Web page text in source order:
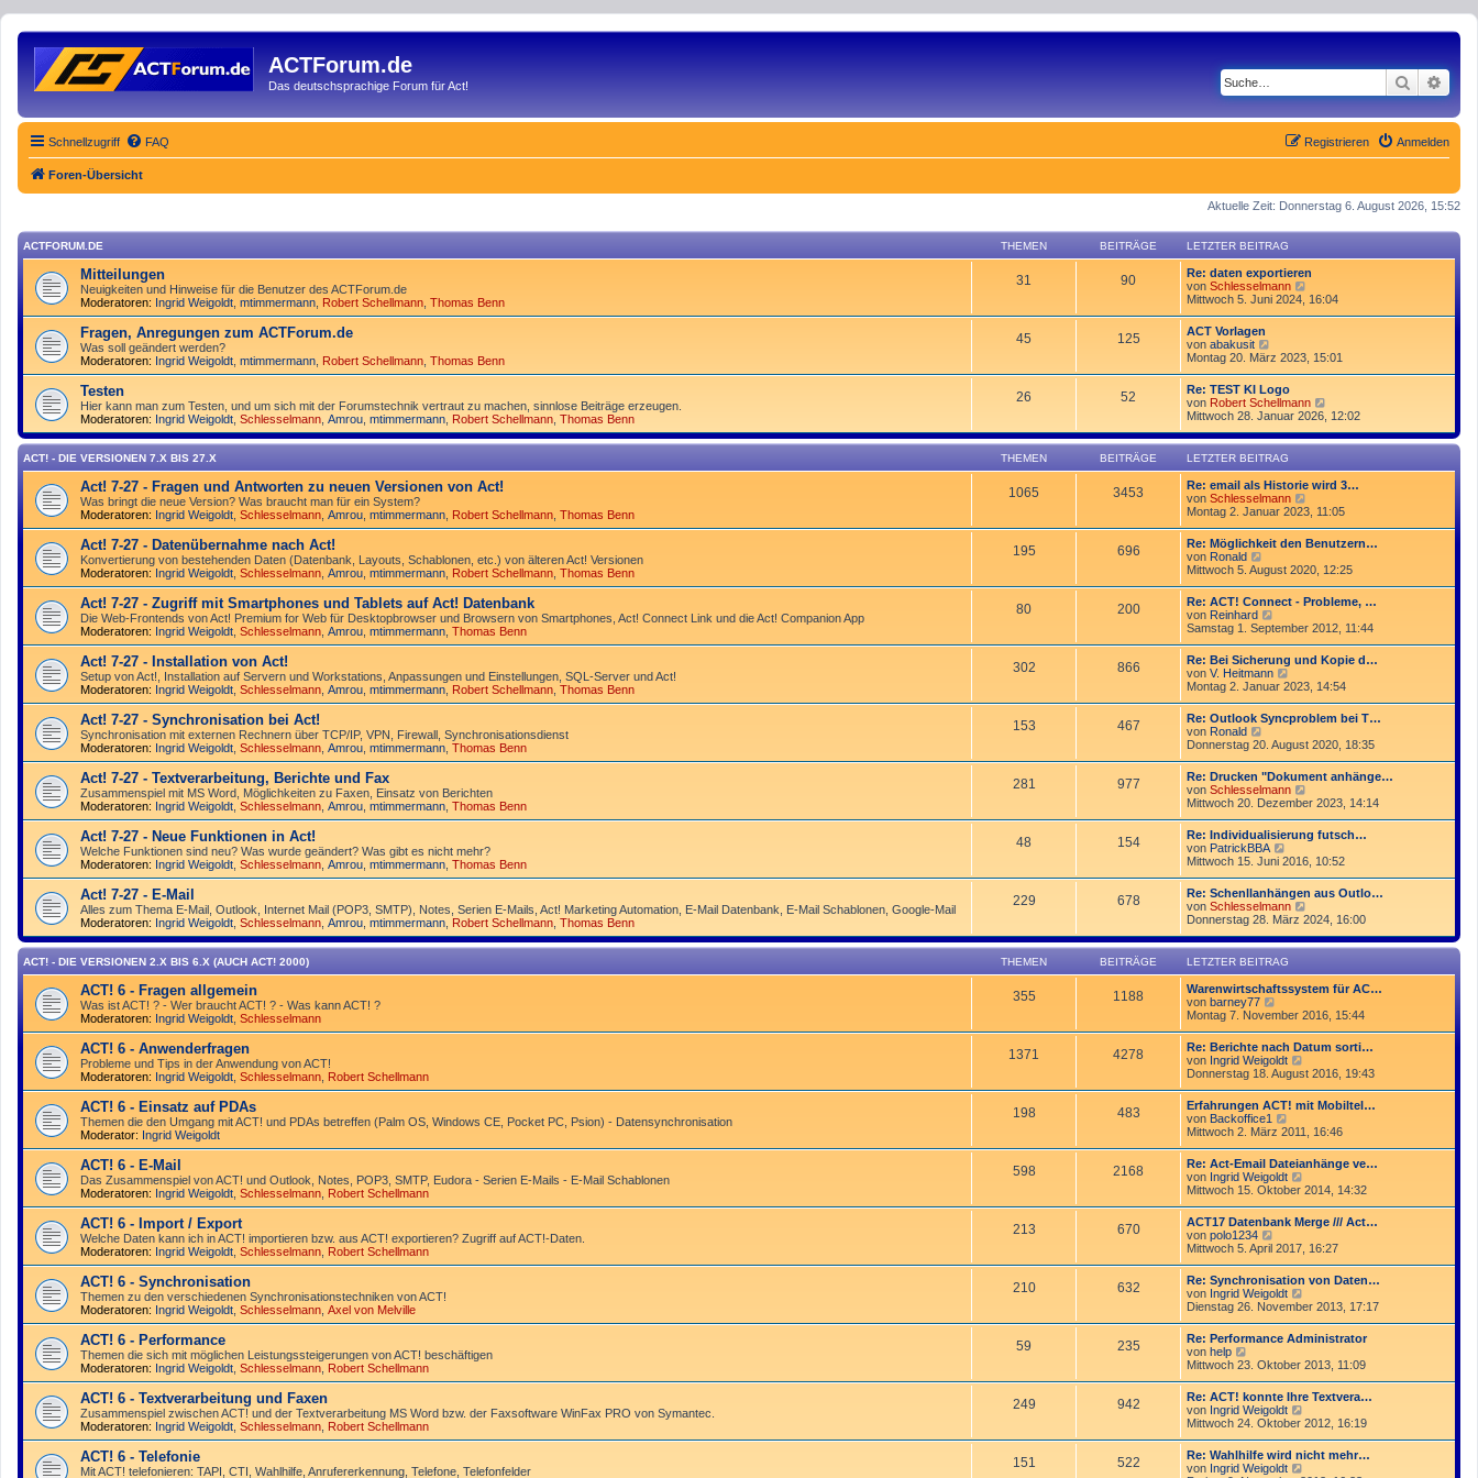
ACTForum.de
Das deutschsprachige Forum für Act! Suche
Schnellzugriff FAQ Anmelden
Registrieren
Foren-Übersicht
Aktuelle Zeit: Donnerstag 6. August 2026, 15:52
ACTFORUM.DE THEMEN BEITRÄGE LETZTER BEITRAG
Mitteilungen
Neuigkeiten und Hinweise für die Benutzer des ACTForum.de
Moderatoren: Ingrid Weigoldt mtimmermann Robert Schellmann Thomas Benn
31 90
Re: daten exportieren
von Schlesselmann
e
e
r
e
i
t
r
g
Mittwoch 5. Juni 2024, 16:04
Fragen, Anregungen zum ACTForum.de
Was soll geändert werden?
Moderatoren: Ingrid Weigoldt mtimmermann Robert Schellmann Thomas Benn
45 125
ACT Vorlagen
von abakusit
e
s
t
e
r
B
e
i
t
r
a
g
Montag 20. März 2023, 15:01
Testen
Hier kann man zum Testen, und um sich mit der Forumstechnik vertraut zu machen, sinnlose Beiträge erzeugen.
Moderatoren: Ingrid Weigoldt Schlesselmann Amrou mtimmermann Robert Schellmann Thomas Benn
26 52
Re: TEST KI Logo
von Robert Schellmann
e
e
e
r
B
e
i
t
a
g
Mittwoch 28. Januar 2026, 12:02
ACT! - DIE VERSIONEN 7.X BIS 27.X THEMEN BEITRÄGE LETZTER BEITRAG
Act! 7-27 - Fragen und Antworten zu neuen Versionen von Act!
Was bringt die neue Version? Was braucht man für ein System?
Moderatoren: Ingrid Weigoldt Schlesselmann Amrou mtimmermann Robert Schellmann Thomas Benn
1065 3453
Re: email als Historie wird 3…
von Schlesselmann
e
e
s
t
e
r
B
i
t
r
a
g
Montag 2. Januar 2023, 11:05
Act! 7-27 - Datenübernahme nach Act!
Konvertierung von bestehenden Daten (Datenbank, Layouts, Schablonen, etc.) von älteren Act! Versionen
Moderatoren: Ingrid Weigoldt Schlesselmann Amrou mtimmermann Robert Schellmann Thomas Benn
195 696
Re: Möglichkeit den Benutzern…
von Ronald
e
s
t
e
r
B
e
i
t
r
a
g
Mittwoch 5. August 2020, 12:25
Act! 7-27 - Zugriff mit Smart­phones und Tablets auf Act! Datenbank
Die Web-Frontends von Act! Premium for Web für Desktop­browser und Browsern von Smart­phones, Act! Connect Link und die Act! Companion App
Moderatoren: Ingrid Weigoldt Schlesselmann Amrou mtimmermann Thomas Benn
80 200
Re: ACT! Connect - Probleme, …
von Reinhard
e
s
e
r
B
i
t
r
a
g
Samstag 1. September 2012, 11:44
Act! 7-27 - Installation von Act!
Setup von Act!, Installation auf Servern und Workstations, Anpassungen und Einstellungen, SQL-Server und Act!
Moderatoren: Ingrid Weigoldt Schlesselmann Amrou mtimmermann Robert Schellmann Thomas Benn
302 866
Re: Bei Sicherung und Kopie d…
von V. Heitmann
e
s
e
r
B
e
i
t
r
a
g
Montag 2. Januar 2023, 14:54
Act! 7-27 - Synchronisation bei Act!
Synchro­nisation mit externen Rechnern über TCP/IP, VPN, Firewall, Synchroni­sations­dienst
Moderatoren: Ingrid Weigoldt Schlesselmann Amrou mtimmermann Thomas Benn
153 467
Re: Outlook Syncproblem bei T…
von Ronald
e
e
s
t
e
r
B
e
i
t
r
a
g
Donnerstag 20. August 2020, 18:35
Act! 7-27 - Text­­ver­arbei­tung, Berichte und Fax
Zusammenspiel mit MS Word, Möglichkeiten zu Faxen, Einsatz von Berichten
Moderatoren: Ingrid Weigoldt Schlesselmann Amrou mtimmermann Thomas Benn
281 977
Re: Drucken "Dokument anhänge…
von Schlesselmann
e
s
t
e
r
B
i
t
r
g
Mittwoch 20. Dezember 2023, 14:14
Act! 7-27 - Neue Funktionen in Act!
Welche Funktionen sind neu? Was wurde geändert? Was gibt es nicht mehr?
Moderatoren: Ingrid Weigoldt Schlesselmann Amrou mtimmermann Thomas Benn
48 154
Re: Individualisierung futsch…
von PatrickBBA
e
s
t
e
r
B
e
i
t
a
g
Mittwoch 15. Juni 2016, 10:52
Act! 7-27 - E-Mail
Alles zum Thema E-Mail, Outlook, Internet Mail (POP3, SMTP), Notes, Serien E-Mails, Act! Marketing Automation, E-Mail Datenbank, E-Mail Schablonen, Google-Mail
Moderatoren: Ingrid Weigoldt Schlesselmann Amrou mtimmermann Robert Schellmann Thomas Benn
229 678
Re: Schenllanhängen aus Outlo…
von Schlesselmann
e
e
e
r
B
e
i
t
a
g
Donnerstag 28. März 2024, 16:00
ACT! - DIE VERSIONEN 2.X BIS 6.X (AUCH ACT! 2000) THEMEN BEITRÄGE LETZTER BEITRAG
ACT! 6 - Fragen allgemein
Was ist ACT! ? - Wer braucht ACT! ? - Was kann ACT! ?
Moderatoren: Ingrid Weigoldt Schlesselmann
355 1188
Warenwirtschaftssystem für AC…
von barney77
e
e
s
t
e
r
B
e
i
t
r
a
g
Montag 7. November 2016, 15:44
ACT! 6 - Anwender­fragen
Probleme und Tips in der Anwendung von ACT!
Moderatoren: Ingrid Weigoldt Schlesselmann Robert Schellmann
1371 4278
Re: Berichte nach Datum sorti…
von Ingrid Weigoldt
e
e
s
t
e
r
B
i
t
r
a
g
Donnerstag 18. August 2016, 19:43
ACT! 6 - Einsatz auf PDAs
Themen die den Umgang mit ACT! und PDAs betreffen (Palm OS, Windows CE, Pocket PC, Psion) - Datensynchronisation
Moderator: Ingrid Weigoldt
198 483
Erfahrungen ACT! mit Mobiltel…
von Backoffice1
e
s
e
r
B
i
t
r
a
g
Mittwoch 2. März 2011, 16:46
ACT! 6 - E-Mail
Das Zusammen­spiel von ACT! und Outlook, Notes, POP3, SMTP, Eudora - Serien E-Mails - E-Mail Schablonen
Moderatoren: Ingrid Weigoldt Schlesselmann Robert Schellmann
598 2168
Re: Act-Email Dateianhänge ve…
von Ingrid Weigoldt
e
e
s
e
r
B
i
t
r
a
g
Mittwoch 15. Oktober 2014, 14:32
ACT! 6 - Import / Export
Welche Daten kann ich in ACT! importieren bzw. aus ACT! exportieren? Zugriff auf ACT!-Daten.
Moderatoren: Ingrid Weigoldt Schlesselmann Robert Schellmann
213 670
ACT17 Datenbank Merge /// Act…
von polo1234
e
s
t
e
r
B
i
t
r
a
g
Mittwoch 5. April 2017, 16:27
ACT! 6 - Synchro­nisation
Themen zu den verschiedenen Synchro­nisations­­techniken von ACT!
Moderatoren: Ingrid Weigoldt Schlesselmann Axel von Melville
210 632
Re: Synchronisation von Daten…
von Ingrid Weigoldt
e
s
t
e
r
B
i
t
r
a
Dienstag 26. November 2013, 17:17
ACT! 6 - Performance
Themen die sich mit möglichen Leistungssteigerungen von ACT! beschäftigen
Moderatoren: Ingrid Weigoldt Schlesselmann Robert Schellmann
59 235
Re: Performance Administrator
von help
e
s
t
e
r
B
e
Mittwoch 23. Oktober 2013, 11:09
ACT! 6 - Textverarbeitung und Faxen
Zusammenspiel zwischen ACT! und der Textverarbeitung MS Word bzw. der Faxsoftware WinFax PRO von Symantec.
Moderatoren: Ingrid Weigoldt Schlesselmann Robert Schellmann
249 942
Re: ACT! konnte Ihre Textvera…
von Ingrid Weigoldt
e
e
s
t
Mittwoch 24. Oktober 2012, 16:19
ACT! 6 - Telefonie
Mit ACT! telefonieren: TAPI, CTI, Wahlhilfe, Anrufererkennung, Telefone, Telefonfelder
151 522
Re: Wahlhilfe wird nicht mehr…
von Ingrid Weigoldt